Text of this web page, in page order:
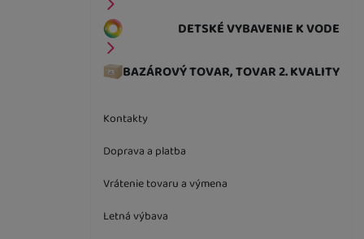
DETSKÉ VYBAVENIE K VODE
BAZÁROVÝ TOVAR, TOVAR 2. KVALITY
Kontakty
Doprava a platba
Vrátenie tovaru a výmena
Letná výbava